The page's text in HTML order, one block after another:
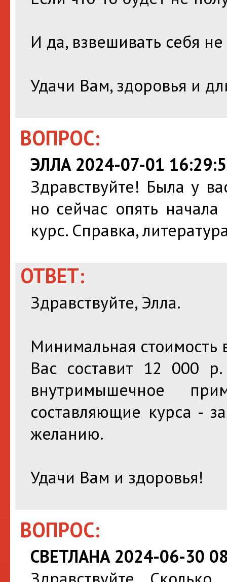
И да, взвешивать себя
Удачи Вам, здоровья и
ВОПРОС:
ЭЛЛА 2024-07-01
Здравствуйте! Была у
но сейчас опять начала
курс. Справка,
ОТВЕТ:
Здравствуйте, Элла.
Минимальная стоимость
Вас составит 12 000
внутримышечное
составляющие курса -
желанию.
Удачи Вам и здоровья!
ВОПРОС:
СВЕТЛАНА 2024-06-30